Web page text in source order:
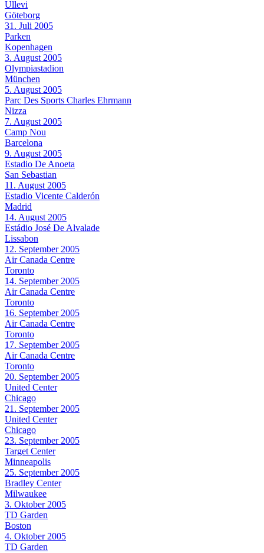
Ullevi
Göteborg
31. Juli 2005
Parken
Kopenhagen
3. August 2005
Olympiastadion
München
5. August 2005
Parc Des Sports Charles Ehrmann
Nizza
7. August 2005
Camp Nou
Barcelona
9. August 2005
Estadio De Anoeta
San Sebastian
11. August 2005
Estadio Vicente Calderón
Madrid
14. August 2005
Estádio José De Alvalade
Lissabon
12. September 2005
Air Canada Centre
Toronto
14. September 2005
Air Canada Centre
Toronto
16. September 2005
Air Canada Centre
Toronto
17. September 2005
Air Canada Centre
Toronto
20. September 2005
United Center
Chicago
21. September 2005
United Center
Chicago
23. September 2005
Target Center
Minneapolis
25. September 2005
Bradley Center
Milwaukee
3. Oktober 2005
TD Garden
Boston
4. Oktober 2005
TD Garden